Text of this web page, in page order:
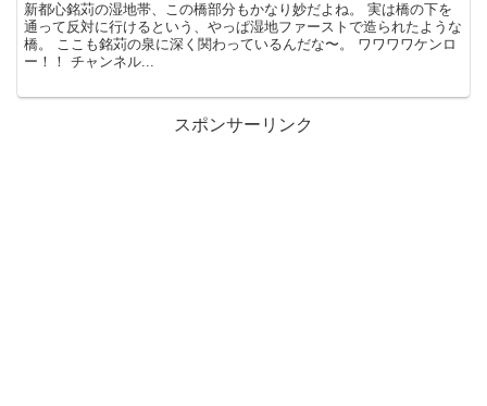
新都心銘苅の湿地帯、この橋部分もかなり妙だよね。 実は橋の下を
通って反対に行けるという、やっぱ湿地ファーストで造られたような
橋。 ここも銘苅の泉に深く関わっているんだな〜。 ワワワワケンロ
ー！！ チャンネル...
スポンサーリンク